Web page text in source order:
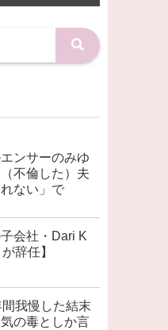
エンサーのみゆ
不倫した）夫
ない」で
子会社・Dari K
辞任】
間我慢した結末
の毒としか言